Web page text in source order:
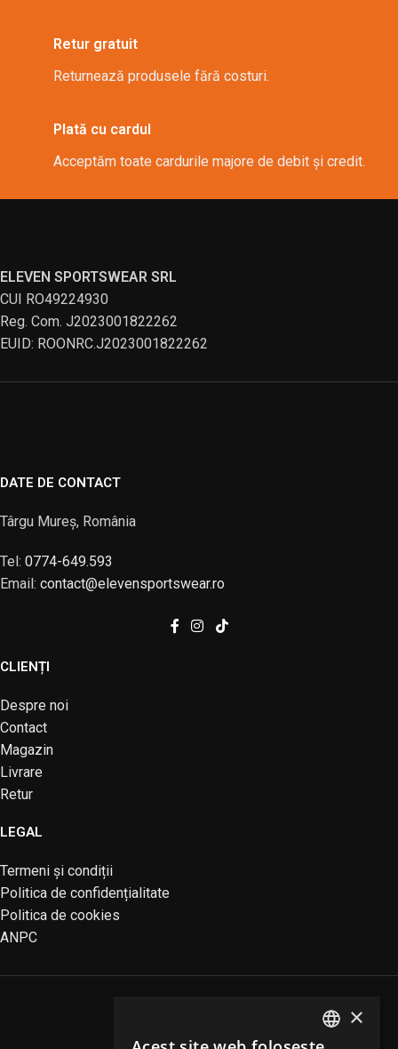
Retur gratuit
Returnează produsele fără costuri.
Plată cu cardul
Acceptăm toate cardurile majore de debit și credit.
ELEVEN SPORTSWEAR SRL
CUI RO49224930
Reg. Com. J2023001822262
EUID: ROONRC.J2023001822262
DATE DE CONTACT
Târgu Mureș, România
Tel: 0774-649.593
Email: contact@elevensportswear.ro
CLIENȚI
Despre noi
Contact
Magazin
Livrare
Retur
LEGAL
Termeni și condiții
Politica de confidențialitate
Politica de cookies
ANPC
×